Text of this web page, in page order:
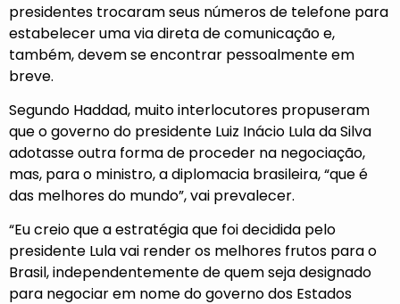
presidentes trocaram seus números de telefone para
estabelecer uma via direta de comunicação e,
também, devem se encontrar pessoalmente em
breve.
Segundo Haddad, muito interlocutores propuseram
que o governo do presidente Luiz Inácio Lula da Silva
adotasse outra forma de proceder na negociação,
mas, para o ministro, a diplomacia brasileira, “que é
das melhores do mundo”, vai prevalecer.
“Eu creio que a estratégia que foi decidida pelo
presidente Lula vai render os melhores frutos para o
Brasil, independentemente de quem seja designado
para negociar em nome do governo dos Estados